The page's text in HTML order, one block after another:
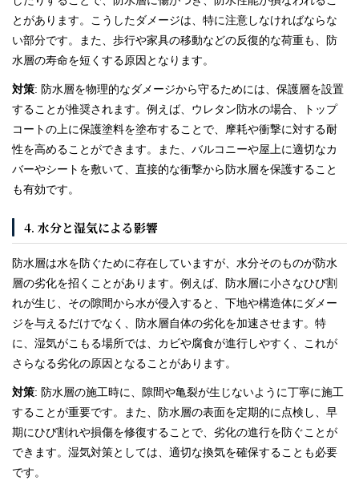
とがあります。こうしたダメージは、特に注意しなければならな
い部分です。また、歩行や家具の移動などの反復的な荷重も、防
水層の寿命を短くする原因となります。
対策: 防水層を物理的なダメージから守るためには、保護層を設置
することが推奨されます。例えば、ウレタン防水の場合、トップ
コートの上に保護塗料を塗布することで、摩耗や衝撃に対する耐
性を高めることができます。また、バルコニーや屋上に適切なカ
バーやシートを敷いて、直接的な衝撃から防水層を保護すること
も有効です。
4. 水分と湿気による影響
防水層は水を防ぐために存在していますが、水分そのものが防水
層の劣化を招くことがあります。例えば、防水層に小さなひび割
れが生じ、その隙間から水が侵入すると、下地や構造体にダメー
ジを与えるだけでなく、防水層自体の劣化を加速させます。特
に、湿気がこもる場所では、カビや腐食が進行しやすく、これが
さらなる劣化の原因となることがあります。
対策: 防水層の施工時に、隙間や亀裂が生じないように丁寧に施工
することが重要です。また、防水層の表面を定期的に点検し、早
期にひび割れや損傷を修復することで、劣化の進行を防ぐことが
できます。湿気対策としては、適切な換気を確保することも必要
です。